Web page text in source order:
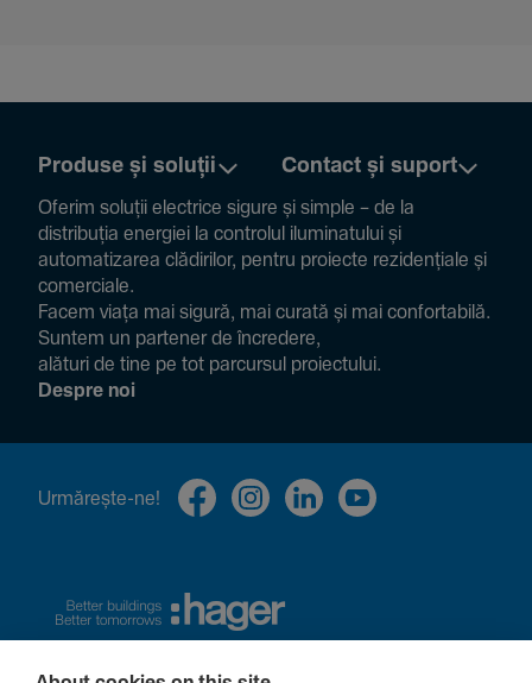
Produse și soluții Contact și suport
Oferim soluții electrice sigure și simple – de la
distribuția energiei la controlul ilumi­na­tului și
auto­ma­ti­zarea clădi­rilor, pentru proiecte rezi­den­țiale și
comer­ciale.
Facem viața mai sigură, mai curată și mai confor­ta­bilă.
Suntem un partener de încre­dere,
alături de tine pe tot parcursul proiec­tului.
Despre noi
Urmă­rește-ne!